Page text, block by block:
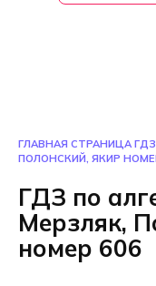
ГЛАВНАЯ СТРАНИЦА
ПОЛОНСКИЙ, ЯКИР
ГДЗ по
Мерзляк,
номер 606